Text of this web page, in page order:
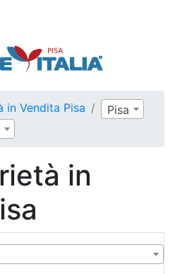
in Vendita Pisa
Pisa
in